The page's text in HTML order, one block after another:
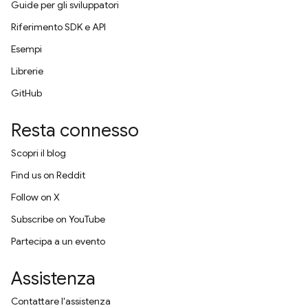
Guide per gli sviluppatori
Riferimento SDK e API
Esempi
Librerie
GitHub
Resta connesso
Scopri il blog
Find us on Reddit
Follow on X
Subscribe on YouTube
Partecipa a un evento
Assistenza
Contattare l'assistenza